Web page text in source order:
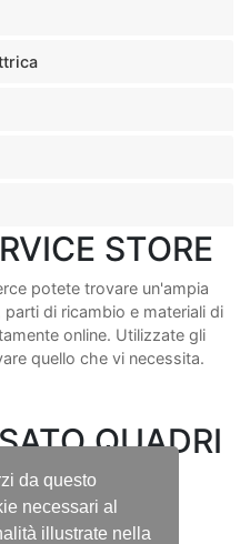
da questo
necessari al
illustrate nella
STORE
potete trovare un'ampia
di ricambio e materiali di
online. Utilizzate gli
quello che vi necessita.
QUADRI
E CAVI